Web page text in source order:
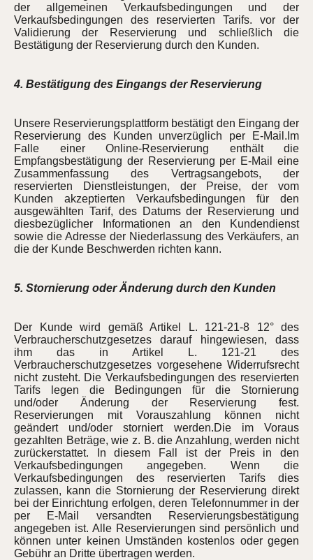
der allgemeinen Verkaufsbedingungen und der
Verkaufsbedingungen des reservierten Tarifs. vor der
Validierung der Reservierung und schließlich die
Bestätigung der Reservierung durch den Kunden.
4. Bestätigung des Eingangs der Reservierung
Unsere Reservierungsplattform bestätigt den Eingang der
Reservierung des Kunden unverzüglich per E-Mail.Im
Falle einer Online-Reservierung enthält die
Empfangsbestätigung der Reservierung per E-Mail eine
Zusammenfassung des Vertragsangebots, der
reservierten Dienstleistungen, der Preise, der vom
Kunden akzeptierten Verkaufsbedingungen für den
ausgewählten Tarif, des Datums der Reservierung und
diesbezüglicher Informationen an den Kundendienst
sowie die Adresse der Niederlassung des Verkäufers, an
die der Kunde Beschwerden richten kann.
5. Stornierung oder Änderung durch den Kunden
Der Kunde wird gemäß Artikel L. 121-21-8 12° des
Verbraucherschutzgesetzes darauf hingewiesen, dass
ihm das in Artikel L. 121-21 des
Verbraucherschutzgesetzes vorgesehene Widerrufsrecht
nicht zusteht. Die Verkaufsbedingungen des reservierten
Tarifs legen die Bedingungen für die Stornierung
und/oder Änderung der Reservierung fest.
Reservierungen mit Vorauszahlung können nicht
geändert und/oder storniert werden.Die im Voraus
gezahlten Beträge, wie z. B. die Anzahlung, werden nicht
zurückerstattet. In diesem Fall ist der Preis in den
Verkaufsbedingungen angegeben. Wenn die
Verkaufsbedingungen des reservierten Tarifs dies
zulassen, kann die Stornierung der Reservierung direkt
bei der Einrichtung erfolgen, deren Telefonnummer in der
per E-Mail versandten Reservierungsbestätigung
angegeben ist. Alle Reservierungen sind persönlich und
können unter keinen Umständen kostenlos oder gegen
Gebühr an Dritte übertragen werden.